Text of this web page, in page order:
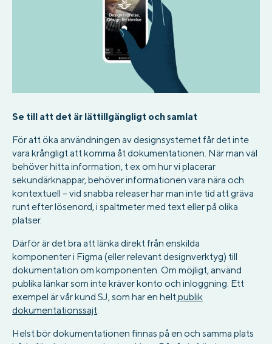
Se till att det är lättillgängligt och samlat
För att öka användningen av designsystemet får det inte
vara krångligt att komma åt dokumentationen. När man väl
behöver hitta information, t ex om hur vi placerar
sekundärknappar, behöver informationen vara nära och
kontextuell – vid snabba releaser har man inte tid att gräva
runt efter lösenord, i spaltmeter med text eller på olika
platser.
Därför är det bra att länka direkt från enskilda
komponenter i Figma (eller relevant designverktyg) till
dokumentation om komponenten. Om möjligt, använd
publika länkar som inte kräver konto och inloggning. Ett
exempel är vår kund SJ, som har en heltpublik
dokumentationssajt.
Helst bör dokumentationen finnas på en och samma plats